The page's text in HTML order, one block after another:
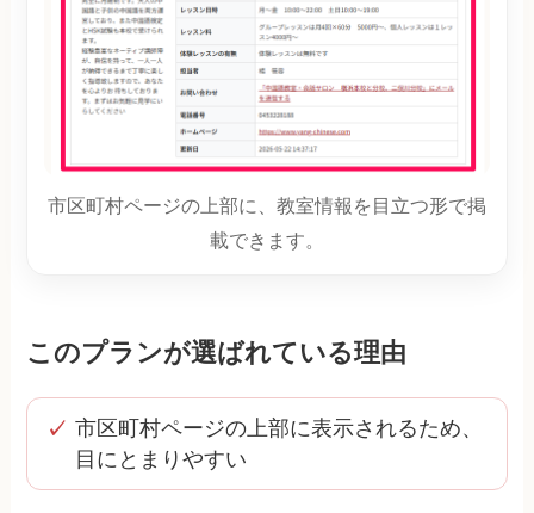
市区町村ページの上部に、教室情報を目立つ形で掲
載できます。
このプランが選ばれている理由
市区町村ページの上部に表示されるため、
目にとまりやすい